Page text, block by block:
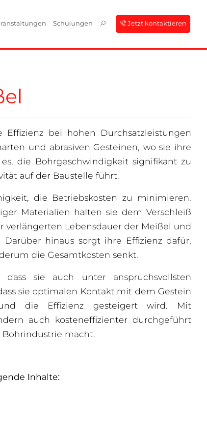
Schulungen Jetzt kontaktieren
bei hohen Durchsatzleistungen
und abrasiven Gesteinen, wo sie ihre
die Bohrgeschwindigkeit signifikant zu
auf der Baustelle führt.
die Betriebskosten zu minimieren.
Materialien halten sie dem Verschleiß
verlängerten Lebensdauer der Meißel und
hinaus sorgt ihre Effizienz dafür,
die Gesamtkosten senkt.
sie auch unter anspruchsvollsten
sie optimalen Kontakt mit dem Gestein
die Effizienz gesteigert wird. Mit
auch kosteneffizienter durchgeführt
macht.
Inhalte: